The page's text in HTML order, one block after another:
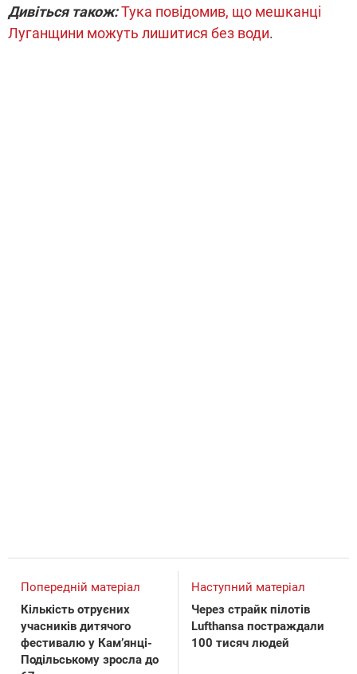
Дивіться також:Тука повідомив, що мешканці
Луганщини можуть лишитися без води.
Попередній матеріал
Кількість отруєних
учасників дитячого
фестивалю у Кам’янці-
Подільському зросла до
Наступний матеріал
Через страйк пілотів
Lufthansa постраждали
100 тисяч людей